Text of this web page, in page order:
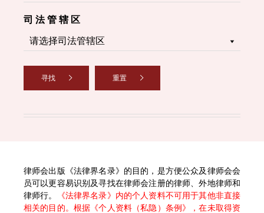
司 法 管 辖 区
寻找 重置
律师会出版《法律界名录》的目的，是方便公众及律师会会
员可以更容易识别及寻找在律师会注册的律师、外地律师和
律师行。
《法律界名录》内的个人资料不可用于其他非直接
相关的目的。根据《个人资料（私隐）条例》，在未取得资